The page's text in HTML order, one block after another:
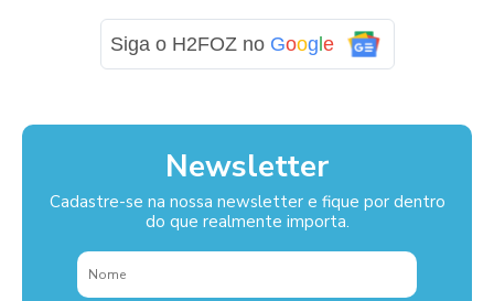
Siga o H2FOZ no Google
Newsletter
Cadastre-se na nossa newsletter e fique por dentro
do que realmente importa.